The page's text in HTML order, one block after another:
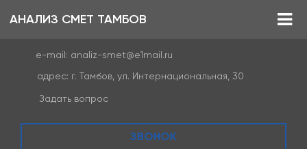
АНАЛИЗ СМЕТ ТАМБОВ
e-mail: analiz-smet@e1mail.ru
адрес: г. Тамбов, ул. Интернациональная, 30
Задать вопрос
ЗВОНОК